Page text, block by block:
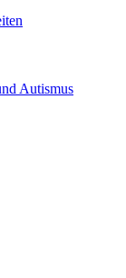
Autismus